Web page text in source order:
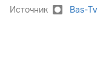
Источник Bas-Tv